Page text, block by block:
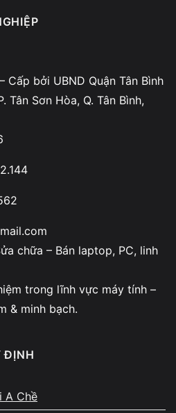
hoặc thay card WiFi.
laptop MSI không
rõ qua các biểu hiện:
WiFi
Cấp bởi UBND Quận Tân Bình
Tân Sơn Hòa, Q. Tân Bình,
chữa – Bán laptop, PC, linh
trong lĩnh vực máy tính –
& minh bạch.
ĐỊNH
A Chề